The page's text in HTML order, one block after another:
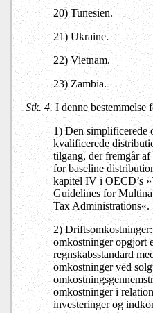
20) Tunesien.
21) Ukraine.
22) Vietnam.
23) Zambia.
Stk. 4. I denne bestemmelse
1) Den simplificerede
kvalificerede
tilgang, der fremgår
for baseline
kapitel IV i OECD’s
Guidelines for
Tax Administrations«.
2)
omkostninger opgjort
regnskabsstandard
omkostninger ved
omkostninger i
investeringer og